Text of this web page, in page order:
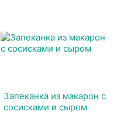
Запеканка из макарон с
сосисками и сыром